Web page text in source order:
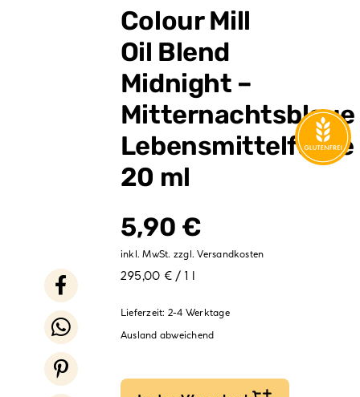
PartydekorationColour Mill
Oil Blend
Midnight –
Mitternachtsblaue
Lebensmittelfarbe
20 ml
5,90 €
inkl. MwSt. zzgl.Versandkosten
295,00 € / 1 l
Lieferzeit: 2-4 Werktage
Ausland abweichend